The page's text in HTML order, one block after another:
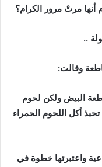
أنها مرتْ مرور الكرام؟
..
وقالت:
البيض ولكن لحوم
تحبذ أكل اللحوم الحمراء
واعتبرتها خطوة في